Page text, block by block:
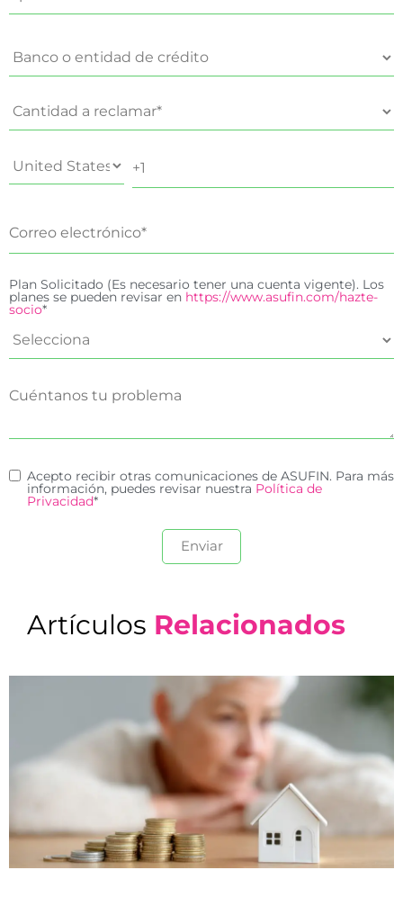
Plan Solicitado (Es necesario tener una cuenta vigente). Los
planes se pueden revisar en https://www.asufin.com/hazte-
socio*
Acepto recibir otras comunicaciones de ASUFIN. Para más
información, puedes revisar nuestra Política de
Privacidad*
Artículos Relacionados